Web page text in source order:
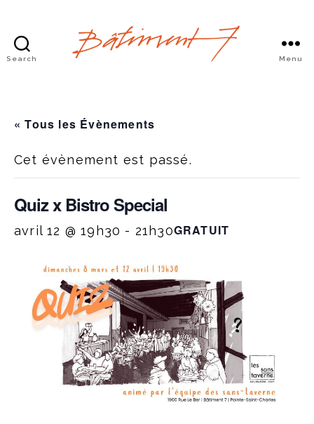
Search Menu
« Tous les Évènements
Cet évènement est passé.
Quiz x Bistro Special
avril 12 @ 19h30 - 21h30GRATUIT